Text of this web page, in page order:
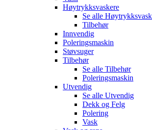
Høytrykksvaskere
Se alle
Tilbehør
Innvendig
Poleringsmaskin
Støvsuger
Tilbehør
Se alle Tilbehør
Poleringsmaskin
Utvendig
Se alle Utvendig
Dekk og Felg
Polering
Vask